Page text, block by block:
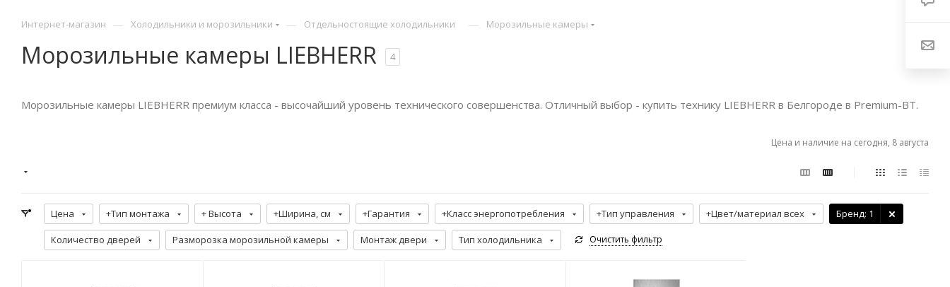
Интернет-магазин — Холодильники и морозильники — Отдельностоящие холодильники — Морозильные камеры
Морозильные камеры LIEBHERR 4
Морозильные камеры LIEBHERR премиум класса - высочайший уровень технического совершенства. Отличный выбор - купить технику LIEBHERR в Белгороде в Premium-BT.
Цена и наличие на сегодня, 8 августа
Цена +Тип монтажа + Высота +Ширина, см +Гарантия +Класс энергопотребления +Тип управления +Цвет/материал всех Бренд: 1
Количество дверей Разморозка морозильной камеры Монтаж двери Тип холодильника Очистить фильтр